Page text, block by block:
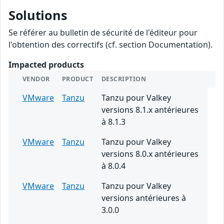
Solutions
Se référer au bulletin de sécurité de l'éditeur pour
l'obtention des correctifs (cf. section Documentation).
Impacted products
VENDOR PRODUCT DESCRIPTION
VMware Tanzu
Tanzu pour Valkey
versions 8.1.x antérieures
à 8.1.3
VMware
Tanzu
Tanzu pour Valkey
versions 8.0.x antérieures
à 8.0.4
VMware
Tanzu
Tanzu pour Valkey
versions antérieures à
3.0.0